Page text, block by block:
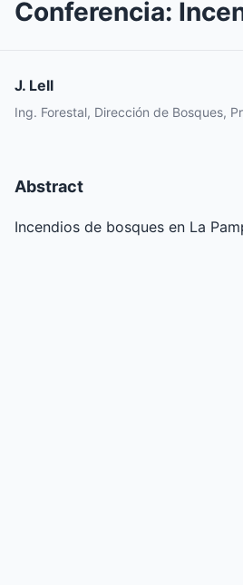
Conferencia:
J. Lell
Ing. Forestal, Dirección de Bosques,
Abstract
Incendios de bosques en La